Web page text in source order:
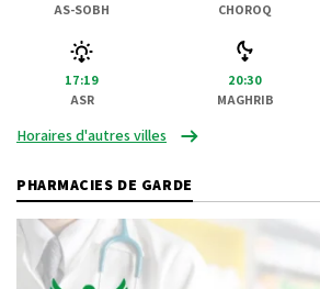
AS-SOBH
CHOROQ
17:19
ASR
20:30
MAGHRIB
Horaires d'autres villes
PHARMACIES DE GARDE